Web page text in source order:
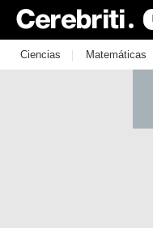
Ciencias | Matemáticas